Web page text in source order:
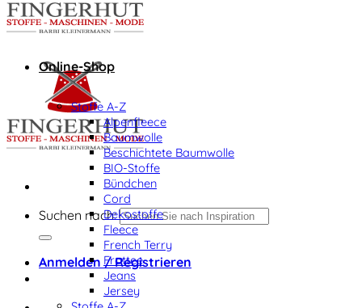
Suchen nach:
Anmelden / Registrieren
Online-Shop
Stoffe A-Z
Alpenfleece
Baumwolle
Beschichtete Baumwolle
BIO-Stoffe
Bündchen
Cord
Dekostoffe
Fleece
French Terry
Frottee
Jeans
Jersey